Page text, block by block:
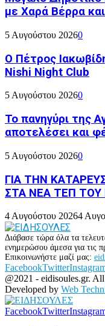
με Χαρά Βέρρα
5 Αυγούστου 20260
Ο Πέτρος
Nishi Night Club
5 Αυγούστου 20260
Το πανηγύρι της
αποτελέσει και
5 Αυγούστου 20260
ΓΙΑ ΤΗΝ
ΣΤΑ ΝΕΑ ΤΕΠ ΤΟΥ
4 Αυγούστου 20264
Διάβασε τώρα όλα τα
ενημερώσου άμεσα για τις
Επικοινωνήστε μαζί μας:
FacebookTwitter
@2021 - eidisoules.gr.
Developed by Web
FacebookTwitter